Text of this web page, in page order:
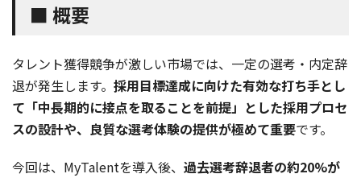
■ 概要
タレント獲得競争が激しい市場では、一定の選考・内定辞
退が発生します。 採用目標達成に向けた有効な打ち手とし
て「中長期的に接点を取ることを前提」とした採用プロセ
スの設計や、良質な選考体験の提供が極めて重要です。
今回は、MyTalentを導入後、 過去選考辞退者の約20%が